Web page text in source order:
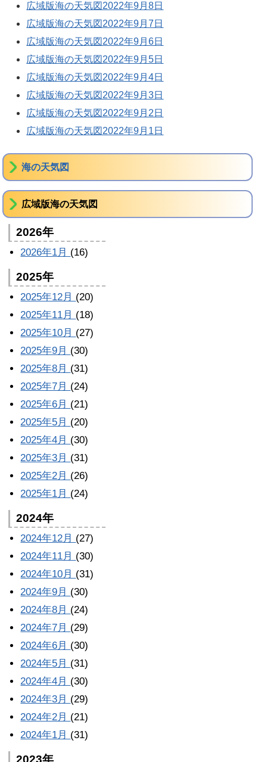
広域版海の天気図2022年9月8日
広域版海の天気図2022年9月7日
広域版海の天気図2022年9月6日
広域版海の天気図2022年9月5日
広域版海の天気図2022年9月4日
広域版海の天気図2022年9月3日
広域版海の天気図2022年9月2日
広域版海の天気図2022年9月1日
海の天気図
広域版海の天気図
2026年
2026年1月 (16)
2025年
2025年12月 (20)
2025年11月 (18)
2025年10月 (27)
2025年9月 (30)
2025年8月 (31)
2025年7月 (24)
2025年6月 (21)
2025年5月 (20)
2025年4月 (30)
2025年3月 (31)
2025年2月 (26)
2025年1月 (24)
2024年
2024年12月 (27)
2024年11月 (30)
2024年10月 (31)
2024年9月 (30)
2024年8月 (24)
2024年7月 (29)
2024年6月 (30)
2024年5月 (31)
2024年4月 (30)
2024年3月 (29)
2024年2月 (21)
2024年1月 (31)
2023年